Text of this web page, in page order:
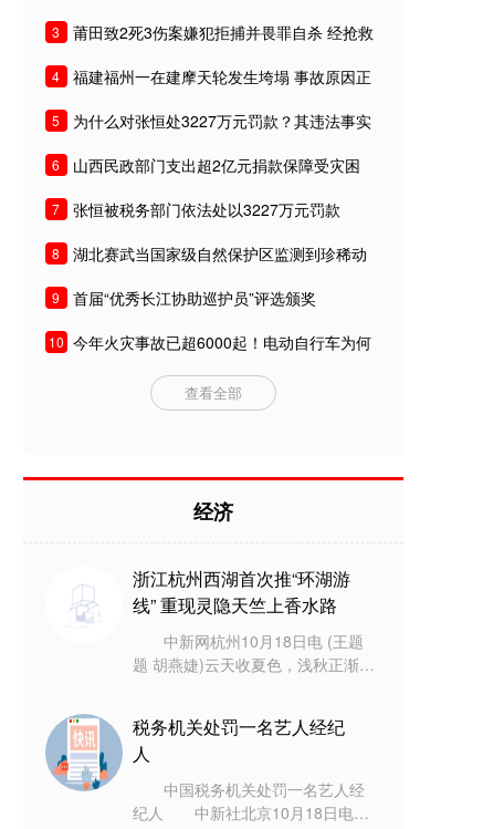
3
莆田致2死3伤案嫌犯拒捕并畏罪自杀 经抢救
4
福建福州一在建摩天轮发生垮塌 事故原因正
5
为什么对张恒处3227万元罚款？其违法事实
6
山西民政部门支出超2亿元捐款保障受灾困
7 张恒被税务部门依法处以3227万元罚款
8
湖北赛武当国家级自然保护区监测到珍稀动
9 首届“优秀长江协助巡护员”评选颁奖
10 今年火灾事故已超6000起！电动自行车为何
查看全部
经济
浙江杭州西湖首次推“环湖游
线” 重现灵隐天竺上香水路
中新网杭州10月18日电 (王题
题 胡燕婕)云天收夏色，浅秋正渐
环湖游
税务机关处罚一名艺人经纪
人
中国税务机关处罚一名艺人经
纪人 中新社北京10月18日电